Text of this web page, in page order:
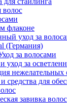
волос
флаконе
уход за
(Германия)
за волосами
уход за
нежелательных
средства для
завивка волос